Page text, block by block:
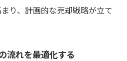
り、計画的な売却戦略が立て
流れを最適化する